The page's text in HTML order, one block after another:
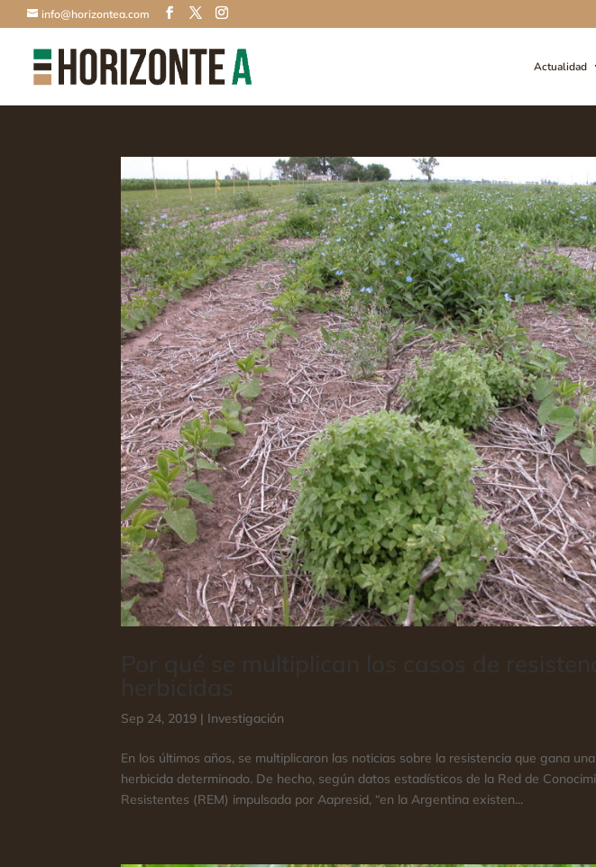
info@horizontea.com
Actualidad
Sep 24, 2019 | Investigación
En los últimos años, se multiplicaron las noticias sobre la resistencia que gana
herbicida determinado. De hecho, según datos estadísticos de la Red de
Resistentes (REM) impulsada por Aapresid, “en la Argentina existen...